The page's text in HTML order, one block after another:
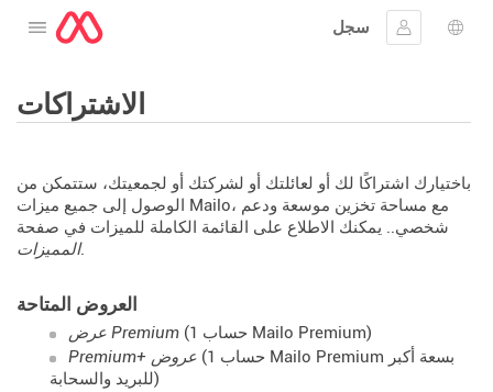
افتح القائمة
سجل
الدخولاللغة
الاشتراكات
باختيارك اشتراكًا لك أو لعائلتك أو لشركتك أو لجمعيتك، ستتمكن من
الوصول إلى جميع ميزات Mailo، مع مساحة تخزين موسعة ودعم
شخصي.. يمكنك الاطلاع على القائمة الكاملة للميزات في صفحة
المميزات.
العروض المتاحة
عرض Premium
(حساب 1 Mailo Premium)
Premium+ عروض (حساب 1 Mailo Premium بسعة أكبر
للبريد والسحابة)